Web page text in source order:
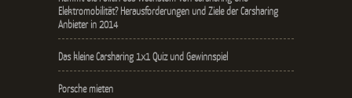
Elektromobilität? Herausforderungen und Ziele der Carsharing
Anbieter in 2014
Das kleine Carsharing 1x1 Quiz und Gewinnspiel
Porsche mieten